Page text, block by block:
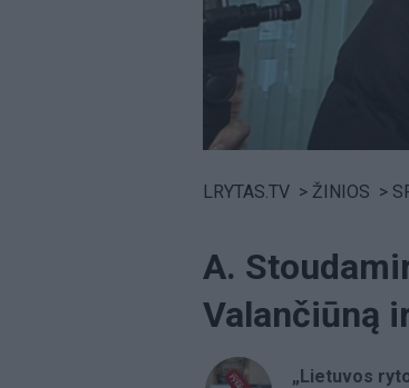
LRYTAS.TV > ŽINIOS >
A.
Valančiūną
„Lietuvos